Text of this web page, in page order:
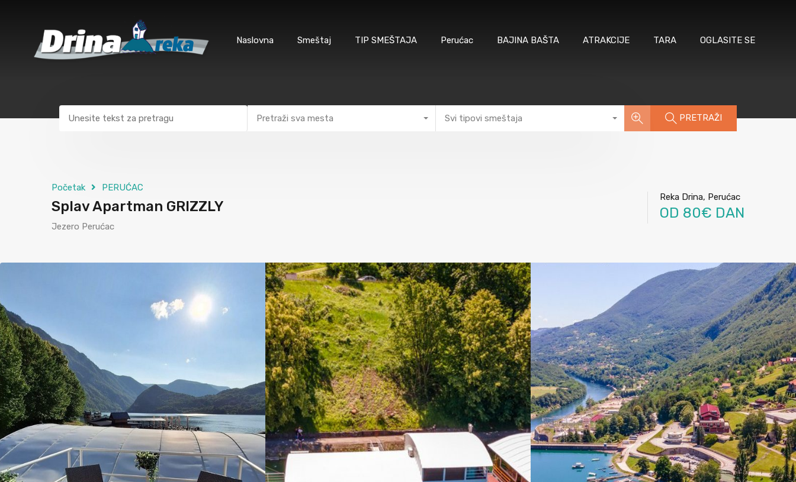
Naslovna Smeštaj TIP SMEŠTAJA Perućac BAJINA BAŠTA ATRAKCIJE TARA OGLASITE SE
Pretraži sva mesta Svi tipovi smeštaja PRETRAŽI
Početak PERUĆAC
Splav Apartman GRIZZLY
Jezero Perućac
Reka Drina, Perućac
OD 80€ DAN